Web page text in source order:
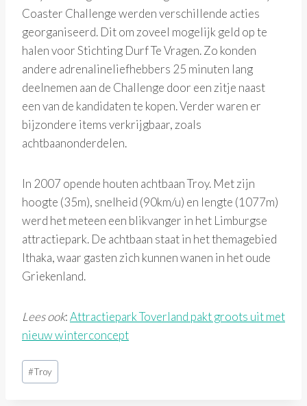
Coaster Challenge werden verschillende acties
georganiseerd. Dit om zoveel mogelijk geld op te
halen voor Stichting Durf Te Vragen. Zo konden
andere adrenalineliefhebbers 25 minuten lang
deelnemen aan de Challenge door een zitje naast
een van de kandidaten te kopen. Verder waren er
bijzondere items verkrijgbaar, zoals
achtbaanonderdelen.
In 2007 opende houten achtbaan Troy. Met zijn
hoogte (35m), snelheid (90km/u) en lengte (1077m)
werd het meteen een blikvanger in het Limburgse
attractiepark. De achtbaan staat in het themagebied
Ithaka, waar gasten zich kunnen wanen in het oude
Griekenland.
Lees ook:Attractiepark Toverland pakt groots uit met
nieuw winterconcept
Bericht
tags:
#Troy